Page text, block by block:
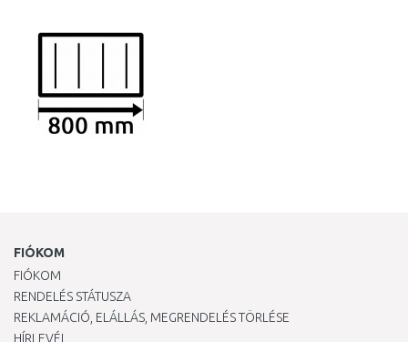
FIÓKOM
FIÓKOM
RENDELÉS STÁTUSZA
REKLAMÁCIÓ, ELÁLLÁS, MEGRENDELÉS TÖRLÉSE
HÍRLEVÉL